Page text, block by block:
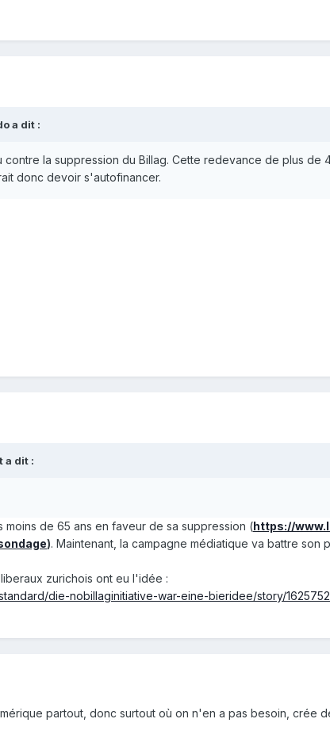
a dit :
contre la suppression du Billag. Cette redevance de plus
donc devoir s'autofinancer.
a dit :
de 65 ans en faveur de sa suppression (https://
). Maintenant, la campagne médiatique va battre
zurichois ont eu l'idée :
die-nobillaginitiative-war-eine-bieridee/story/
partout, donc surtout où on n'en a pas besoin, crée